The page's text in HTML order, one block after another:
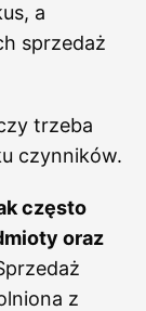
a
sprzedaż
trzeba
czynników.
często
oraz
z